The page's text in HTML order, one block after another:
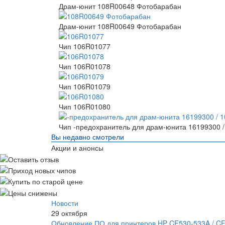
Драм-юнит 108R00648 Фотобарабан
Драм-юнит 108R00649 Фотобарабан
Чип 106R01077
Чип 106R01078
Чип 106R01079
Чип 106R01080
Чип -предохранитель для драм-юнита 16199300
Вы недавно смотрели
Акции и анонсы
Новости
29 октября
Обновление ПО для принтеров HP CF530-533A /